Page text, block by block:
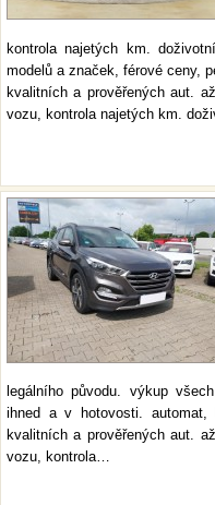
kontrola najetých km.
modelů a značek, férové ceny,
kvalitních a prověřených aut.
vozu, kontrola najetých km.
legálního původu. výkup
ihned a v hotovosti.
kvalitních a prověřených aut.
vozu, kontrola…